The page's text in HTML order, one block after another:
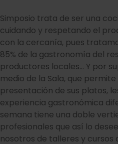
Simposio trata de ser una
cuidando y respetando el
con la cercanía, pues
85% de la gastronomía del
productores locales… Y por
medio de la Sala, que
presentación de sus platos,
experiencia gastronómica
semana tiene una doble
profesionales que así lo
nosotros de talleres y